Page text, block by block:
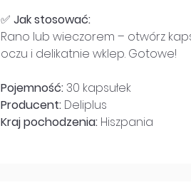
✅ Jak stosować:
Rano lub wieczorem – otwórz
oczu i delikatnie wklep. Gotowe!
Pojemność:30 kapsułek
Producent: Deliplus
Kraj pochodzenia: Hiszpania